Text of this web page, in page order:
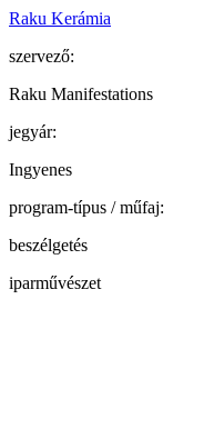
Raku Kerámia
szervező:
Raku Manifestations
jegyár:
Ingyenes
program-típus / műfaj:
beszélgetés
iparművészet